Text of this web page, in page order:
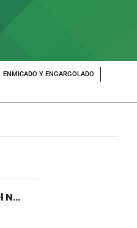
ENMICADO Y ENGARGOLADO
Bola Unicel Naviempaques Esfera # 0 2 Cm